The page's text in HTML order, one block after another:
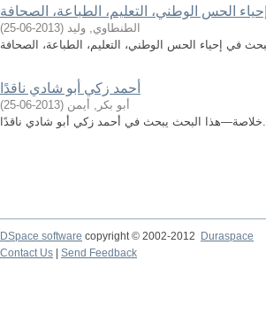
إحياء الحس الوطني، التعليم، الطباعة، الصحافة
الطنطاوي, وليد (
2013-06-25
)
أحمد زكي أبو شادي ناقدًا
أبو بكر, أيمن (
2013-06-25
)
خلاصة—هذا البحث يبحث في أحمد زكي أبو شادي ناقدًا.
DSpace software copyright © 2002-2012
Duraspace
Contact Us
Send Feedback